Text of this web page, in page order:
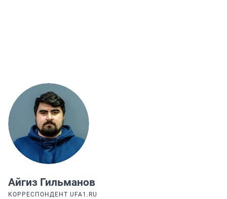
Айгиз Гильманов
КОРРЕСПОНДЕНТ UFA1.RU